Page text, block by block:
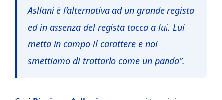
Asllani è l’alternativa ad un grande regista
ed in assenza del regista tocca a lui. Lui
metta in campo il carattere e noi
smettiamo di trattarlo come un panda”.